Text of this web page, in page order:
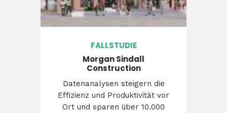
FALLSTUDIE
Morgan Sindall
Construction
Datenanalysen steigern die
Effizienz und Produktivität vor
Ort und sparen über 10.000